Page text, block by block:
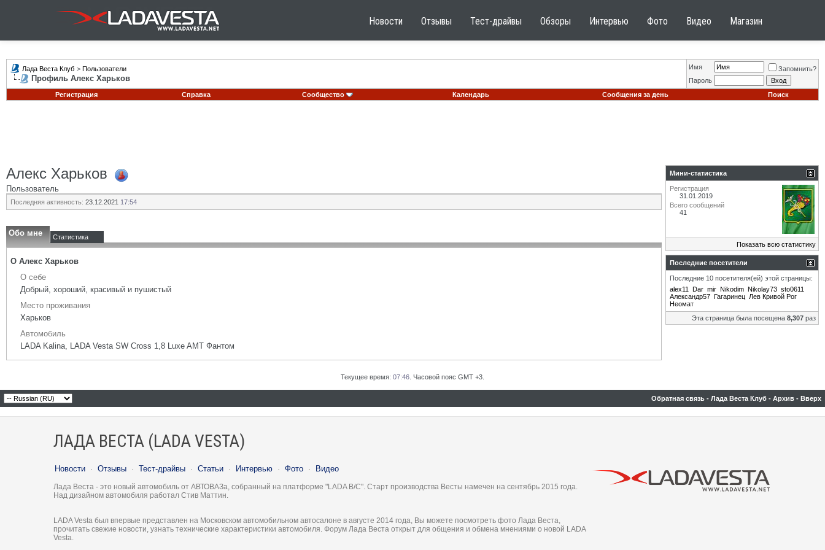
Новости Отзывы Тест-драйвы Обзоры Интервью Фото Видео Магазин
Лада Веста Клуб > Пользователи
Профиль Алекс Харьков
Имя
Запомнить?
Пароль
Регистрация
Справка Сообщество Календарь Сообщения за день Поиск
Алекс Харьков
Пользователь
Последняя активность: 23.12.2021 17:54
Обо мне Статистика
О Алекс Харьков
О себе
Добрый, хороший, красивый и пушистый
Место проживания
Харьков
Автомобиль
LADA Kalina, LADA Vesta SW Cross 1,8 Luxe AMT Фантом
Мини-статистика
Регистрация
31.01.2019
Всего сообщений
41
Показать всю статистику
Последние посетители
Последние 10 посетителя(ей) этой страницы:
alex11
Dar mir Nikodim Nikolay73 sto0611
Александр57 Гагаринец Лев Кривой Рог
Неомат
Эта страница была посещена 8,307 раз
Текущее время: 07:46 . Часовой пояс GMT +3.
Обратная связь - Лада Веста Клуб - Архив - Вверх
ЛАДА ВЕСТА (LADA VESTA)
Новости · Отзывы · Тест-драйвы · Статьи · Интервью · Фото · Видео
Лада Веста - это новый автомобиль от АВТОВАЗа, собранный на платформе "LADA B/C". Старт производства Весты намечен на сентябрь 2015 года.
Над дизайном автомобиля работал Стив Маттин.
LADA Vesta был впервые представлен на Московском автомобильном автосалоне в августе 2014 года, Вы можете посмотреть фото Лада Веста,
прочитать свежие новости, узнать технические характеристики автомобиля. Форум Лада Веста открыт для общения и обмена мнениями о новой LADA
Vesta.